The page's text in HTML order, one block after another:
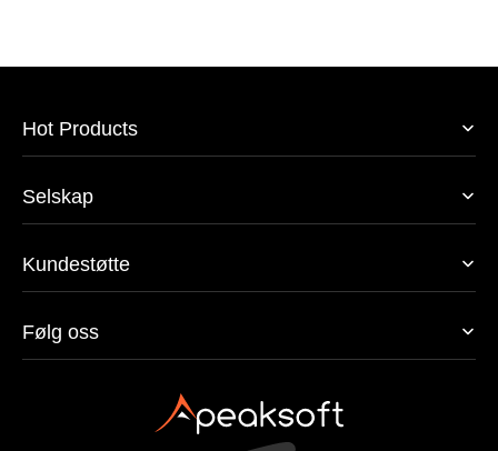
Hot Products
Selskap
Kundestøtte
Følg oss